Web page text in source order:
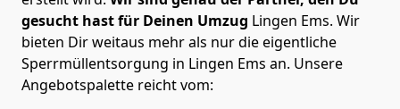
gesucht hast für Deinen Umzug Lingen Ems. Wir
bieten Dir weitaus mehr als nur die eigentliche
Sperrmüllentsorgung in Lingen Ems an. Unsere
Angebotspalette reicht vom: